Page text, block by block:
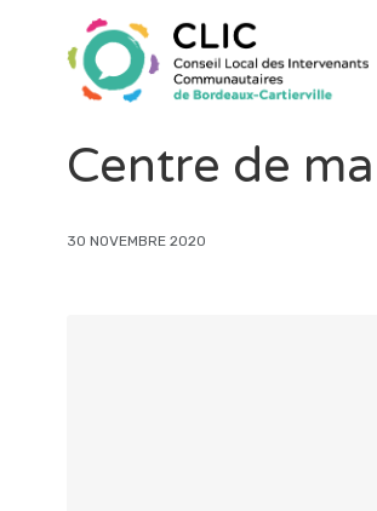
Centre de
30 NOVEMBRE 2020